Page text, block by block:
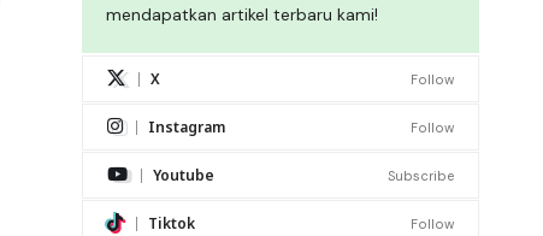
mendapatkan artikel terbaru kami!
X Follow
Instagram Follow
Youtube Subscribe
Tiktok Follow